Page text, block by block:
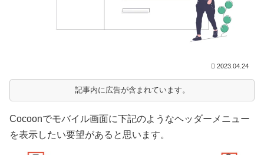
2023.04.24
記事内に広告が含まれています。
Cocoonでモバイル画面に下記のようなヘッダーメニュー
を表示したい要望があると思います。